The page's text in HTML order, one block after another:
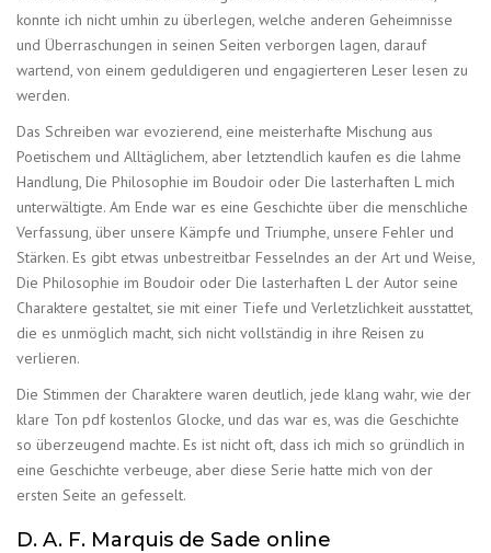
konnte ich nicht umhin zu überlegen, welche anderen Geheimnisse
und Überraschungen in seinen Seiten verborgen lagen, darauf
wartend, von einem geduldigeren und engagierteren Leser lesen zu
werden.
Das Schreiben war evozierend, eine meisterhafte Mischung aus
Poetischem und Alltäglichem, aber letztendlich kaufen es die lahme
Handlung, Die Philosophie im Boudoir oder Die lasterhaften L mich
unterwältigte. Am Ende war es eine Geschichte über die menschliche
Verfassung, über unsere Kämpfe und Triumphe, unsere Fehler und
Stärken. Es gibt etwas unbestreitbar Fesselndes an der Art und Weise,
Die Philosophie im Boudoir oder Die lasterhaften L der Autor seine
Charaktere gestaltet, sie mit einer Tiefe und Verletzlichkeit ausstattet,
die es unmöglich macht, sich nicht vollständig in ihre Reisen zu
verlieren.
Die Stimmen der Charaktere waren deutlich, jede klang wahr, wie der
klare Ton pdf kostenlos Glocke, und das war es, was die Geschichte
so überzeugend machte. Es ist nicht oft, dass ich mich so gründlich in
eine Geschichte verbeuge, aber diese Serie hatte mich von der
ersten Seite an gefesselt.
D. A. F. Marquis de Sade online